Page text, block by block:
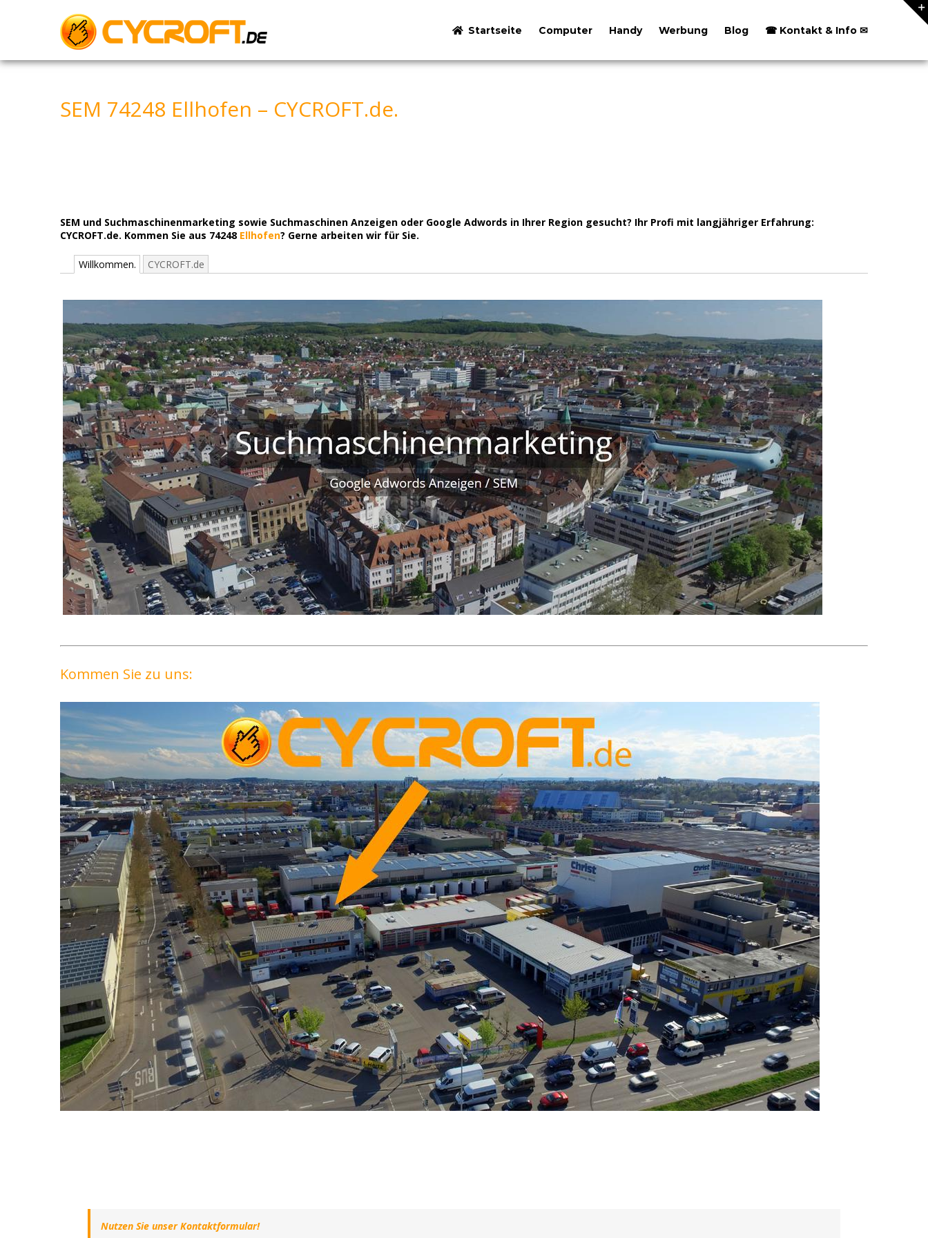
Startseite Computer Handy Werbung Blog ☎ Kontakt & Info ✉
SEM 74248 Ellhofen – CYCROFT.de.
SEM und Suchmaschinenmarketing sowie Suchmaschinen Anzeigen oder Google Adwords in Ihrer Region gesucht? Ihr Profi mit langjähriger Erfahrung:
CYCROFT.de. Kommen Sie aus 74248 Ellhofen? Gerne arbeiten wir für Sie.
Willkommen. CYCROFT.de
Kommen Sie zu uns:
Nutzen Sie unser Kontaktformular!